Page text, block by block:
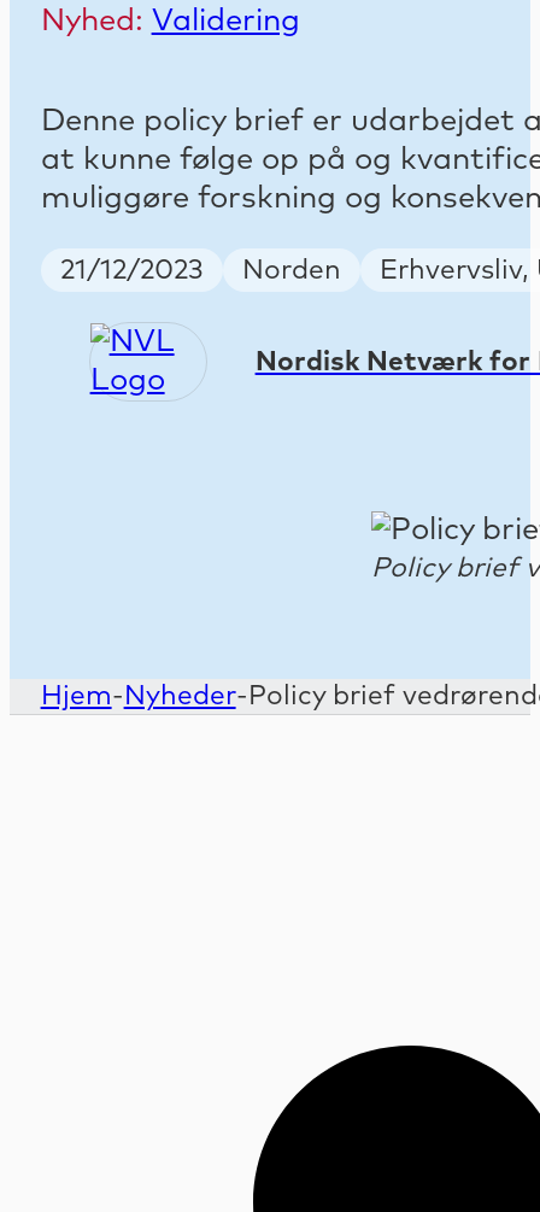
Nyhed: Validering
Denne policy brief er
at kunne følge op på og
muliggøre forskning og
Publish Date
21/12/2023 Country
Norden Keywords
Nordisk Netværk for
Policy brief
Hjem- Nyheder- Policy brief